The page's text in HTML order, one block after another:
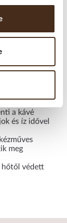
légmentesen
nem
Kérjük,
a kávé
és íz idővel
meg
hőtől védett